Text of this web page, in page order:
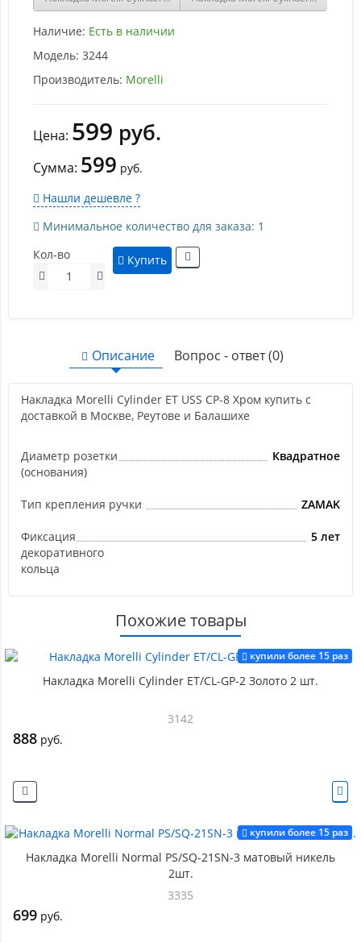
Наличие: Есть в наличии
Модель: 3244
Производитель: Morelli
Цена: 599 руб.
Сумма: 599 руб.
Нашли дешевле ?
Минимальное количество для заказа: 1
Кол-во
Купить
Описание Вопрос - ответ (0)
Накладка Morelli Cylinder ET USS CP-8 Хром купить с
доставкой в Москве, Реутове и Балашихе
Диаметр розетки
(основания)
Квадратное
Тип крепления ручки ZAMAK
Фиксация
декоративного
кольца
5 лет
Похожие товары
купили более 15 раз
Накладка Morelli Cylinder ET/CL-GP-2 Золото 2 шт.
3142
888 руб.
купили более 15 раз
Накладка Morelli Normal PS/SQ-21SN-3 матовый никель
2шт.
3335
699 руб.